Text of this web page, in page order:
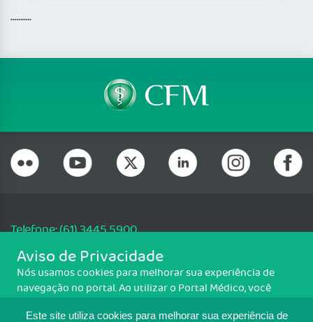
Este site utiliza cookies para melhorar sua experiência de
..........
Telefone: (61) 3445 5900
Email: cfm@portalmedico.org.br
SGAS 616, Conjunto D, Lote 115, L2 Sul, Brasília/DF - CEP: 70200-760 -
CNPJ: 33.583.550/0001-30
Aviso de Privacidade
Nós usamos cookies para melhorar sua experiência de
navegação no portal. Ao utilizar o Portal Médico, você